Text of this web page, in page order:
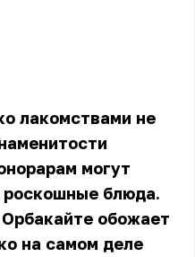
лакомствами не
могут
роскошные блюда.
обожает
на самом деле